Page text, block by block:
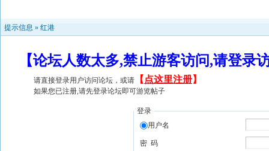
提示信息 » 红港
【论坛人数太多,禁止游客访问,请登
请直接登录用户访问论坛，或请 【 点这里注册】
如果您已注册,请先登录论坛即可游览帖子
登录
用户名
密 码